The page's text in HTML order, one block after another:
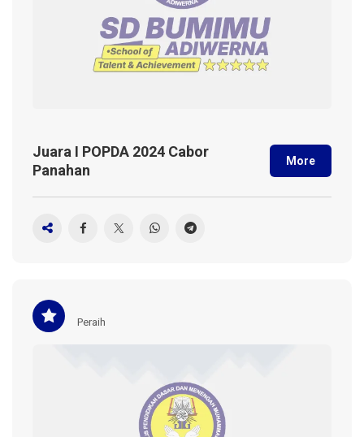
Juara I POPDA 2024 Cabor
Panahan
More
Peraih